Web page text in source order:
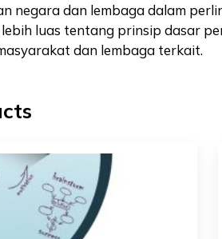
negara dan lembaga dalam
luas tentang prinsip dasar
dan lembaga terkait.